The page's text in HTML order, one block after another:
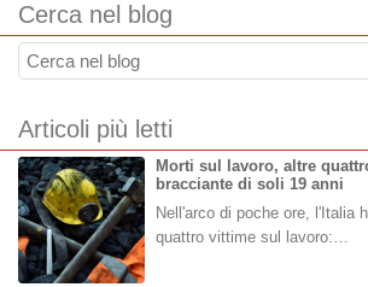
Cerca nel blog
Articoli più letti
Morti sul lavoro, altre
bracciante di soli 19 anni
Nell'arco di poche ore, l'Italia
quattro vittime sul lavoro:…